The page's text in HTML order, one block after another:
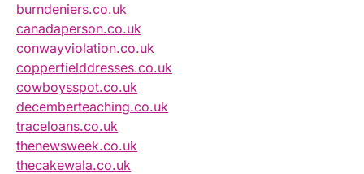
burndeniers.co.uk
canadaperson.co.uk
conwayviolation.co.uk
copperfielddresses.co.uk
cowboysspot.co.uk
decemberteaching.co.uk
traceloans.co.uk
thenewsweek.co.uk
thecakewala.co.uk